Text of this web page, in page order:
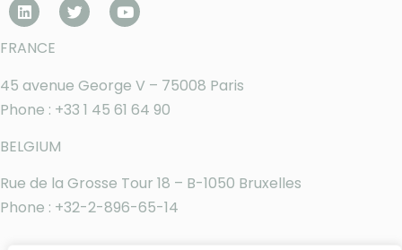
FRANCE
45 avenue George V – 75008 Paris
Phone : +33 1 45 61 64 90
BELGIUM
Rue de la Grosse Tour 18 – B-1050 Bruxelles
Phone : +32-2-896-65-14